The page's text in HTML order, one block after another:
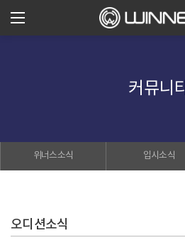
커뮤니티
위너스소식 입시소식
오디션소식